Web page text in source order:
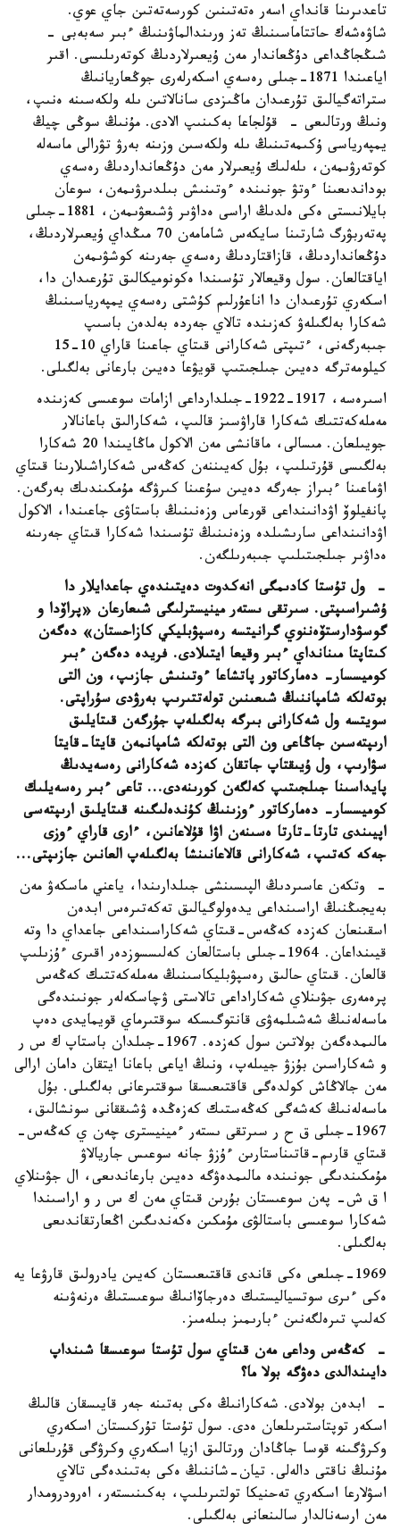
تاعدىرىنا قانداي اسەر ەتەتىنىن كورسەتەتىن جاي عوي.
شاۋەشەك حاتتاماسىنىڭ تەز ورىندالماۋىنىڭ ءبىر سەبەبى -
شىڭجاڭداعى دۇڭعاندار مەن ۇيعىرلاردىڭ كوتەرىلىسى. اقىر
اياعىندا 1871-جىلى رەسەي اسكەرلەرى جوڭعاريانىڭ
ستراتەگيالىق تۇرعىدان ماڭىزدى سانالاتىن ىلە ولكەسىنە ەنىپ،
ونىڭ ورتالىعى - قۇلجاعا بەكىنىپ الادى. مۇنىڭ سوڭى چيڭ
يمپەرياسى ۇكىمەتىنىڭ ىلە ولكەسىن وزىنە بەرۋ تۋرالى ماسەلە
كوتەرۋىمەن، ىلەلىك ۇيعىرلار مەن دۇڭعانداردىڭ رەسەي
بوداندىعىنا ءوتۋ جونىندە ءوتىنىش بىلدىرۋىمەن، سوعان
بايلانىستى ەكى ەلدىڭ اراسى ەداۋىر ۋشىعۋىمەن، 1881-جىلى
پەتەربۋرگ شارتىنا سايكەس شامامەن 70 مىڭداي ۇيعىرلاردىڭ،
دۇڭعانداردىڭ، قازاقتاردىڭ رەسەي جەرىنە كوشۋىمەن
اياقتالعان. سول وقيعالار تۇسىندا ەكونوميكالىق تۇرعىدان دا،
اسكەري تۇرعىدان دا اناعۇرلىم كۇشتى رەسەي يمپەرياسىنىڭ
شەكارا بەلگىلەۋ كەزىندە تالاي جەردە بەلدەن باسىپ
جىبەرگەنى، ءتىپتى شەكارانى قىتاي جاعىنا قاراي 10-15
كيلومەترگە دەيىن جىلجىتىپ قويۋعا دەيىن بارعانى بەلگىلى.
اسىرەسە، 1917-1922-جىلدارداعى ازامات سوعىسى كەزىندە
مەملەكەتتىك شەكارا قاراۋسىز قالىپ، شەكارالىق باعانالار
جويىلعان. مىسالى، ماقانشى مەن الاكول ماڭايىندا 20 شەكارا
بەلگىسى قۇرتىلىپ، بۇل كەيىننەن كەڭەس شەكاراشىلارىنا قىتاي
اۋماعىنا ءبىراز جەرگە دەيىن سۇعىنا كىرۋگە مۇمكىندىك بەرگەن.
پانفيلوۆ اۋدانىنداعى قورعاس وزەنىنىڭ باستاۋى جاعىندا، الاكول
اۋدانىنداعى سارىشىلدە وزەنىنىڭ تۇسىندا شەكارا قىتاي جەرىنە
ەداۋىر جىلجىتىلىپ جىبەرىلگەن.
- ول تۇستا كادىمگى انەكدوت دەيتىندەي جاعدايلار دا
ۇشىراسىپتى. سىرتقى ىستەر مينيسترلىگى شىعارعان «پراۆدا و
گوسۋدارستۆەننوي گرانيتسە رەسپۋبليكي كازاحستان» دەگەن
كىتاپتا مىنانداي ءبىر وقيعا ايتىلادى. فريدە دەگەن ءبىر
كوميسسار- دەماركاتور پاتشاعا ءوتىنىش جازىپ، ون التى
بوتەلكە شامپاننىڭ شىعىنىن تولەتتىرىپ بەرۋدى سۇراپتى.
سويتسە ول شەكارانى بىرگە بەلگىلەپ جۇرگەن قىتايلىق
ارىپتەسىن جاڭاعى ون التى بوتەلكە شامپانمەن قايتا-قايتا
سۋارىپ، ول ۇيىقتاپ جاتقان كەزدە شەكارانى رەسەيدىڭ
پايداسىنا جىلجىتىپ كەلگەن كورىنەدى... تاعى ءبىر رەسەيلىك
كوميسسار- دەماركاتور ءوزىنىڭ كۇندەلىگىنە قىتايلىق ارىپتەسى
اپيىندى تارتا-تارتا ەسىنەن اۋا قۇلاعانىن، ءارى قاراي ءوزى
جەكە كەتىپ، شەكارانى قالاعانىنشا بەلگىلەپ العانىن جازىپتى...
- وتكەن عاسىردىڭ الپىسىنشى جىلدارىندا، ياعني ماسكەۋ مەن
بەيجىڭنىڭ اراسىنداعى يدەولوگيالىق تەكەتىرەس ابدەن
اسقىنعان كەزدە كەڭەس-قىتاي شەكاراسىنداعى جاعداي دا وتە
قيىنداعان. 1964-جىلى باستالعان كەلىسسوزدەر اقىرى ءۇزىلىپ
قالعان. قىتاي حالىق رەسپۋبليكاسىنىڭ مەملەكەتتىك كەڭەس
پرەمەرى جۋىنلاي شەكاراداعى تالاستى ۋچاسكەلەر جونىندەگى
ماسەلەنىڭ شەشىلمەۋى قانتوگىسكە سوقتىرماي قويمايدى دەپ
مالىمدەگەن بولاتىن سول كەزدە. 1967-جىلدان باستاپ ك س ر
و شەكاراسىن بۇزۋ جيىلەپ، ونىڭ اياعى باعانا ايتقان دامان ارالى
مەن جالاڭاش كولدەگى قاقتىعىسقا سوقتىرعانى بەلگىلى. بۇل
ماسەلەنىڭ كەشەگى كەڭەستىك كەزەڭدە ۋشىققانى سونشالىق،
1967-جىلى ق ح ر سىرتقى ىستەر ءمينيسترى چەن ي كەڭەس-
قىتاي قارىم-قاتىناستارىن ءۇزۋ جانە سوعىس جاريالاۋ
مۇمكىندىگى جونىندە مالىمدەۋگە دەيىن بارعاندىعى، ال جۋىنلاي
ا ق ش- پەن سوعىستان بۇرىن قىتاي مەن ك س ر و اراسىندا
شەكارا سوعىسى باستالۋى مۇمكىن ەكەندىگىن اڭعارتقاندىعى
بەلگىلى.
1969-جىلعى ەكى قاندى قاقتىعىستان كەيىن يادرولىق قارۋعا يە
ەكى ءىرى سوتسياليستىك دەرجاۆانىڭ سوعىستىڭ ەرنەۋىنە
كەلىپ تىرەلگەنىن ءبارىمىز بىلەمىز.
- كەڭەس وداعى مەن قىتاي سول تۇستا سوعىسقا شىنداپ
دايىندالدى دەۋگە بولا ما؟
- ابدەن بولادى. شەكارانىڭ ەكى بەتىنە جەر قايىسقان قالىڭ
اسكەر توپتاستىرىلعان ەدى. سول تۇستا تۇركىستان اسكەري
وكرۋگىنە قوسا جاڭادان ورتالىق ازيا اسكەري وكرۋگى قۇرىلعانى
مۇنىڭ ناقتى دالەلى. تيان-شاننىڭ ەكى بەتىندەگى تالاي
اسۋلارعا اسكەري تەحنيكا تولتىرىلىپ، بەكىنىستەر، اەرودرومدار
مەن ارسەنالدار سالىنعانى بەلگىلى.